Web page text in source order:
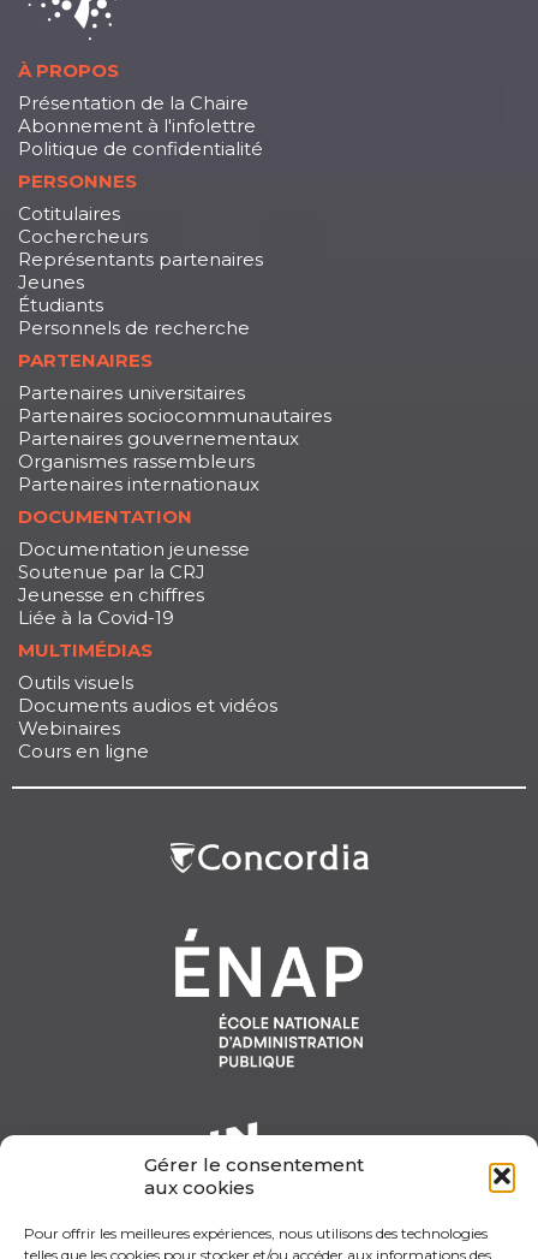
Gérer le consentement
aux cookies
Pour offrir les meilleures expériences, nous utilisons des technologies
telles que les cookies pour stocker et/ou accéder aux informations des
À PROPOS
Présentation de la Chaire
Abonnement à l'infolettre
Politique de confidentialité
PERSONNES
Cotitulaires
Cochercheurs
Représentants partenaires
Jeunes
Étudiants
Personnels de recherche
PARTENAIRES
Partenaires universitaires
Partenaires sociocommunautaires
Partenaires gouvernementaux
Organismes rassembleurs
Partenaires internationaux
DOCUMENTATION
Documentation jeunesse
Soutenue par la CRJ
Jeunesse en chiffres
Liée à la Covid-19
MULTIMÉDIAS
Outils visuels
Documents audios et vidéos
Webinaires
Cours en ligne